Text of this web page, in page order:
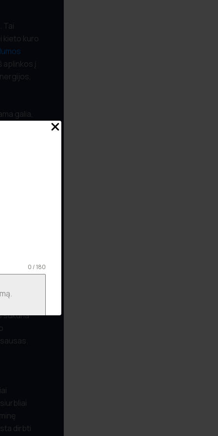
0 / 180
Tai
kieto kuro
aplinkos į
galia,
vanduo
sukuria
dirbti